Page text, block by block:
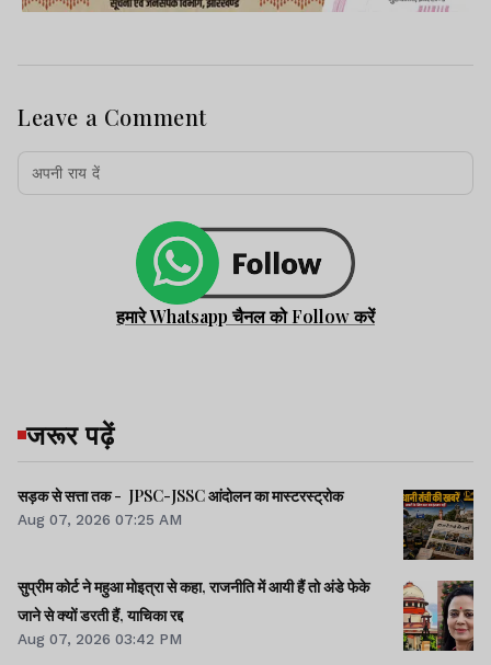
Leave a Comment
हमारे Whatsapp चैनल को Follow करें
जरूर पढ़ें
सड़क से सत्ता तक - JPSC-JSSC आंदोलन का मास्टरस्ट्रोक
Aug 07, 2026 07:25 AM
सुप्रीम कोर्ट ने महुआ मोइत्रा से कहा, राजनीति में आयी हैं तो अंडे फेके
जाने से क्यों डरती हैं, याचिका रद्द
Aug 07, 2026 03:42 PM